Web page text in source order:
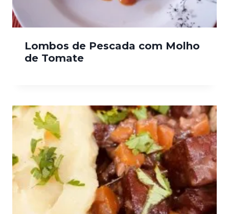
Lombos de Pescada com Molho
de Tomate